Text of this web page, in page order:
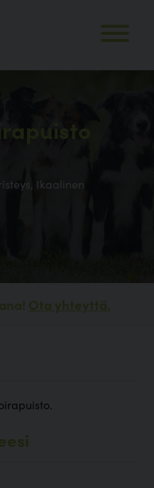
Ikaalinen
Ota yhteyttä.